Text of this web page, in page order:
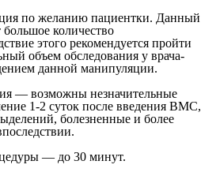
по желанию пациентки. Данный
количество
этого рекомендуется пройти
объем обследования у врача-
данной манипуляции.
— возможны незначительные
1-2 суток после введения ВМС,
болезненные и более
— до 30 минут.